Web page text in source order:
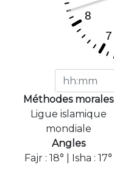
Méthodes morales
Ligue islamique
mondiale
Angles
Fajr : 18° | Isha : 17°